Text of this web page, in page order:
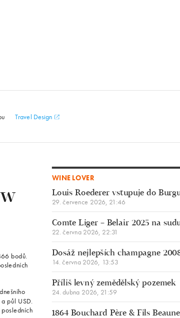
Travel Design
bodů.
půl USD.
WINE LOVER
Louis Roederer vstupuje do
29. července 2026, 21:46
Comte Liger – Belair 2025 na
22. června 2026, 22:31
Dosáž nejlepších champagne
14. června 2026, 13:53
Příliš levný zemědělský pozemek
24. dubna 2026, 21:59
1864 Bouchard Père & Fils Beaune